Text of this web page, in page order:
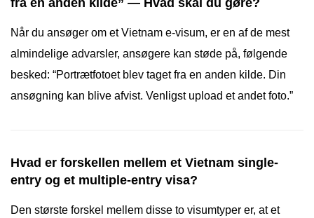
fra en anden kilde” — Hvad skal du gøre?
Når du ansøger om et Vietnam e-visum, er en af de mest
almindelige advarsler, ansøgere kan støde på, følgende
besked: “Portrætfotoet blev taget fra en anden kilde. Din
ansøgning kan blive afvist. Venligst upload et andet foto.”
Hvad er forskellen mellem et Vietnam single-
entry og et multiple-entry visa?
Den største forskel mellem disse to visumtyper er, at et